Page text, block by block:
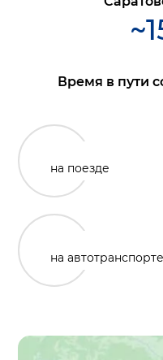
~
Время в пути
на поезде
на автотранспорте